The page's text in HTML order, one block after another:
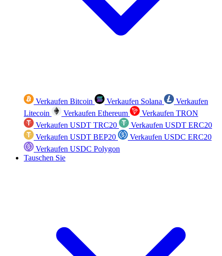
Verkaufen Bitcoin Verkaufen Solana
Verkaufen
Litecoin
Verkaufen Ethereum
Verkaufen TRON
Verkaufen USDT TRC20
Verkaufen USDT ERC20
Verkaufen USDT BEP20
Verkaufen USDC ERC20
Verkaufen USDC Polygon
Tauschen Sie